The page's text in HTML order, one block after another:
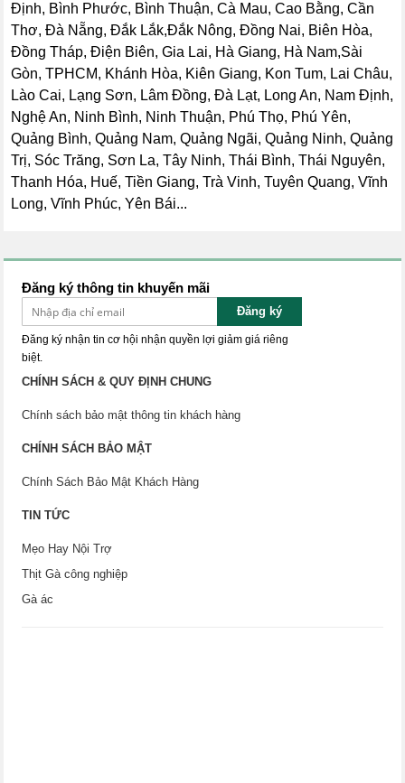
Định, Bình Phước, Bình Thuận, Cà Mau, Cao Bằng, Cần
Thơ, Đà Nẵng, Đắk Lắk,Đắk Nông, Đồng Nai, Biên Hòa,
Đồng Tháp, Điện Biên, Gia Lai, Hà Giang, Hà Nam,Sài
Gòn, TPHCM, Khánh Hòa, Kiên Giang, Kon Tum, Lai Châu,
Lào Cai, Lạng Sơn, Lâm Đồng, Đà Lạt, Long An, Nam Định,
Nghệ An, Ninh Bình, Ninh Thuận, Phú Thọ, Phú Yên,
Quảng Bình, Quảng Nam, Quảng Ngãi, Quảng Ninh, Quảng
Trị, Sóc Trăng, Sơn La, Tây Ninh, Thái Bình, Thái Nguyên,
Thanh Hóa, Huế, Tiền Giang, Trà Vinh, Tuyên Quang, Vĩnh
Long, Vĩnh Phúc, Yên Bái...
Đăng ký thông tin khuyến mãi
Đăng ký
Đăng ký nhận tin cơ hội nhận quyền lợi giảm giá riêng
biệt.
CHÍNH SÁCH & QUY ĐỊNH CHUNG
Chính sách bảo mật thông tin khách hàng
CHÍNH SÁCH BẢO MẬT
Chính Sách Bảo Mật Khách Hàng
TIN TỨC
Mẹo Hay Nội Trợ
Thịt Gà công nghiệp
Gà ác